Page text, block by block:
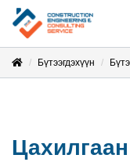
Бүтээгдэхүүн